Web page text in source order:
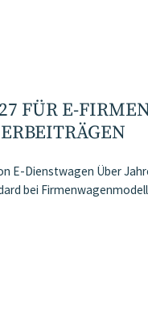
FÜR E-
E-Dienstwagen Über
bei